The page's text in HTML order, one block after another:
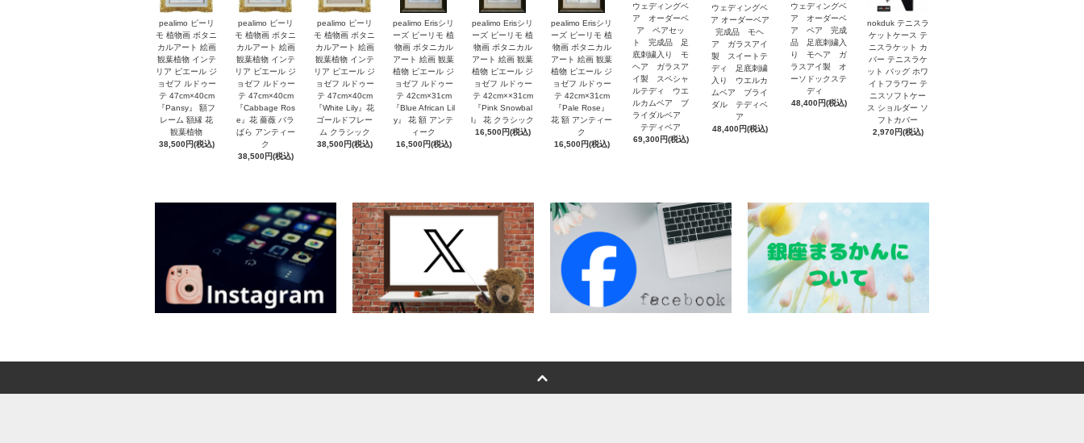
pealimo ピーリ
モ 植物画 ボタニ
カルアート 絵画
観葉植物 インテ
リア ピエール ジ
ョゼフ ルドゥー
テ 47cm×40cm
『Pansy』 額フ
レーム 額縁 花
観葉植物
38,500円(税込)
pealimo ピーリ
モ 植物画 ボタニ
カルアート 絵画
観葉植物 インテ
リア ピエール ジ
ョゼフ ルドゥー
テ 47cm×40cm
『Cabbage Ros
e』花 薔薇 バラ
ばら アンティー
ク
38,500円(税込)
pealimo ピーリ
モ 植物画 ボタニ
カルアート 絵画
観葉植物 インテ
リア ピエール ジ
ョゼフ ルドゥー
テ 47cm×40cm
『White Lily』花
ゴールドフレー
ム クラシック
38,500円(税込)
pealimo Erisシリ
ーズ ピーリモ 植
物画 ボタニカル
アート 絵画 観葉
植物 ピエール ジ
ョゼフ ルドゥー
テ 42cm×31cm
『Blue African Lil
y』 花 額 アンテ
ィーク
16,500円(税込)
pealimo Erisシリ
ーズ ピーリモ 植
物画 ボタニカル
アート 絵画 観葉
植物 ピエール ジ
ョゼフ ルドゥー
テ 42cm××31cm
『Pink Snowbal
l』 花 クラシック
16,500円(税込)
pealimo Erisシリ
ーズ ピーリモ 植
物画 ボタニカル
アート 絵画 観葉
植物 ピエール ジ
ョゼフ ルドゥー
テ 42cm×31cm
『Pale Rose』
花 額 アンティー
ク
16,500円(税込)
ウェディングベ
ア オーダーベ
ア ペアセッ
ト 完成品 足
底刺繍入り モ
ヘア ガラスア
イ製 スペシャ
ルテディ ウエ
ルカムベア ブ
ライダルベア
テディベア
69,300円(税込)
ウェディングベ
ア オーダーベア
完成品 モヘ
ア ガラスアイ
製 スイートテ
ディ 足底刺繍
入り ウエルカ
ムベア ブライ
ダル テディベ
ア
48,400円(税込)
ウェディングベ
ア オーダーベ
ア ペア 完成
品 足底刺繍入
り モヘア ガ
ラスアイ製 オ
ーソドックステ
ディ
48,400円(税込)
nokduk テニスラ
ケットケース テ
ニスラケット カ
バー テニスラケ
ット バッグ ホワ
イトフラワー テ
ニスソフトケー
ス ショルダー ソ
フトカバー
2,970円(税込)